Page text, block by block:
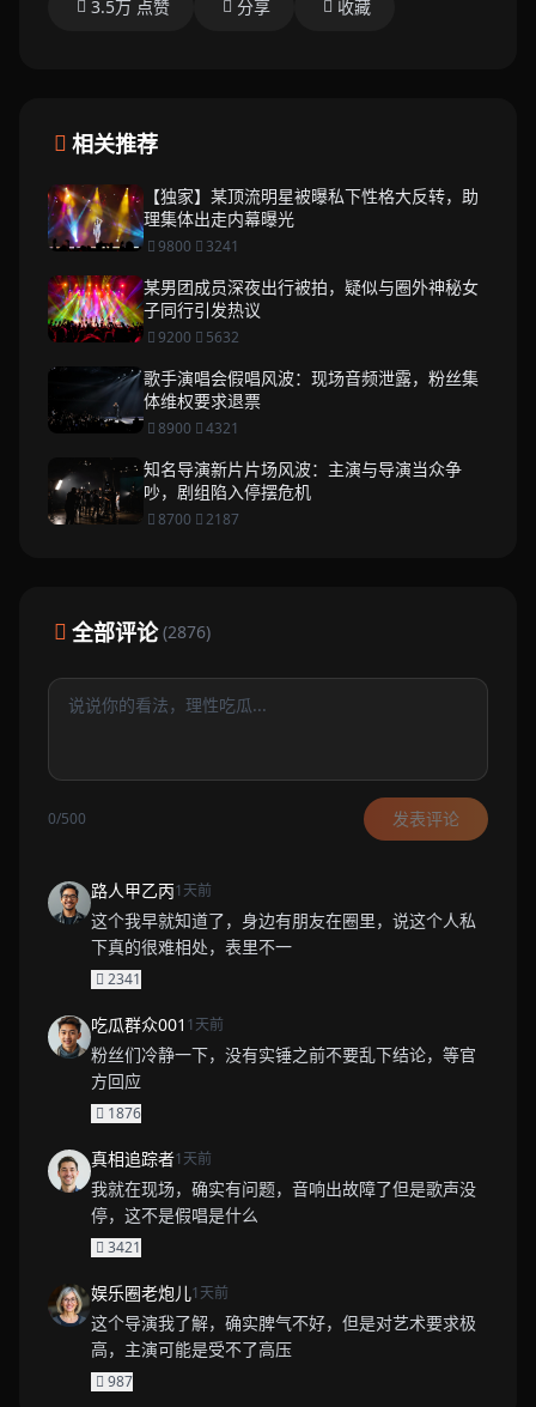
3.5万 点赞 分享 收藏
相关推荐
【独家】某顶流明星被曝私下性格大反转，助
理集体出走内幕曝光
9800 3241
某男团成员深夜出行被拍，疑似与圈外神秘女
子同行引发热议
9200 5632
歌手演唱会假唱风波：现场音频泄露，粉丝集
体维权要求退票
8900 4321
知名导演新片片场风波：主演与导演当众争
吵，剧组陷入停摆危机
8700 2187
全部评论 (2876)
0/500 发表评论
路人甲乙丙1天前
这个我早就知道了，身边有朋友在圈里，说这个人私
下真的很难相处，表里不一
2341
吃瓜群众001 1天前
粉丝们冷静一下，没有实锤之前不要乱下结论，等官
方回应
1876
真相追踪者1天前
我就在现场，确实有问题，音响出故障了但是歌声没
停，这不是假唱是什么
3421
娱乐圈老炮儿1天前
这个导演我了解，确实脾气不好，但是对艺术要求极
高，主演可能是受不了高压
987